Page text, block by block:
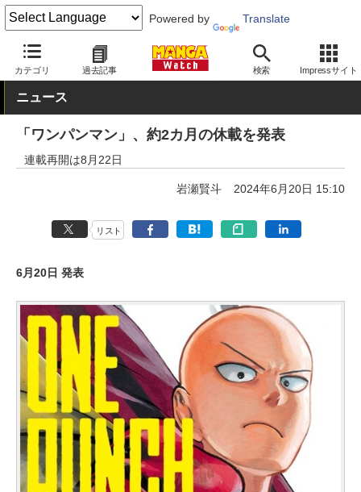
Powered by Translate
カテゴリ 過去記事 検索 Impressサイト
MANGA Watch 青年 ワンパンマン
ニュース
「ワンパンマン」、約2カ月の休載を発表
連載再開は8月22日
岩瀬賢斗 2024年6月20日 15:10
リスト
6月20日 発表